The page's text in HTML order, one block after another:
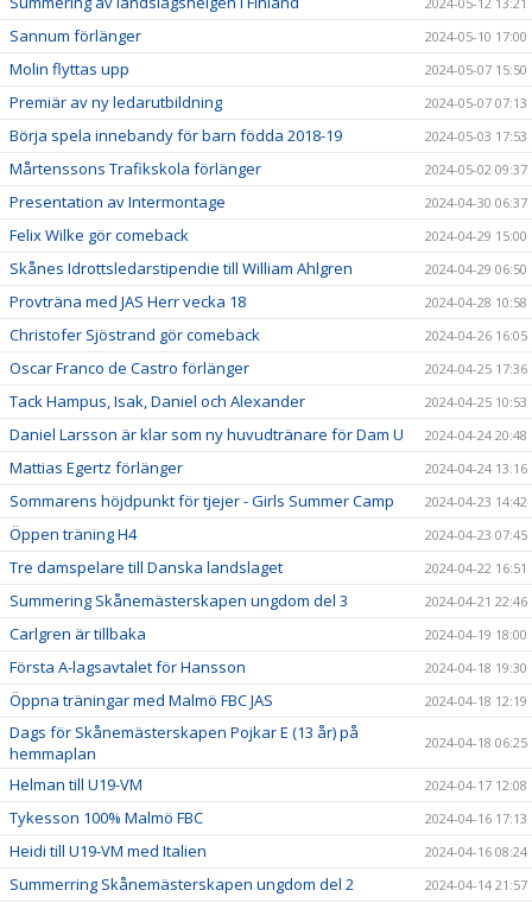
Sannum förlänger 2024-05-10 17:00
Molin flyttas upp 2024-05-07 15:50
Premiär av ny ledarutbildning 2024-05-07 07:13
Börja spela innebandy för barn födda 2018-19 2024-05-03 17:53
Mårtenssons Trafikskola förlänger 2024-05-02 09:37
Presentation av Intermontage 2024-04-30 06:37
Felix Wilke gör comeback 2024-04-29 15:00
Skånes Idrottsledarstipendie till William Ahlgren 2024-04-29 06:50
Provträna med JAS Herr vecka 18 2024-04-28 10:58
Christofer Sjöstrand gör comeback 2024-04-26 16:05
Oscar Franco de Castro förlänger 2024-04-25 17:36
Tack Hampus, Isak, Daniel och Alexander 2024-04-25 10:53
Daniel Larsson är klar som ny huvudtränare för Dam U 2024-04-24 20:48
Mattias Egertz förlänger 2024-04-24 13:16
Sommarens höjdpunkt för tjejer - Girls Summer Camp 2024-04-23 14:42
Öppen träning H4 2024-04-23 07:45
Tre damspelare till Danska landslaget 2024-04-22 16:51
Summering Skånemästerskapen ungdom del 3 2024-04-21 22:46
Carlgren är tillbaka 2024-04-19 18:00
Första A-lagsavtalet för Hansson 2024-04-18 19:30
Öppna träningar med Malmö FBC JAS 2024-04-18 12:19
Dags för Skånemästerskapen Pojkar E (13 år) på
hemmaplan
2024-04-18 06:25
Helman till U19-VM 2024-04-17 12:08
Tykesson 100% Malmö FBC 2024-04-16 17:13
Heidi till U19-VM med Italien 2024-04-16 08:24
Summerring Skånemästerskapen ungdom del 2 2024-04-14 21:57